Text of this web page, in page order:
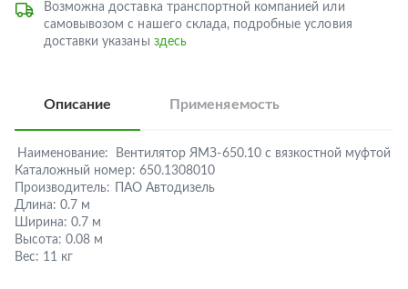
Возможна доставка транспортной компанией или
самовывозом с нашего склада, подробные условия
доставки указаны здесь
Описание Применяемость
Наименование:
Вентилятор ЯМЗ-650.10 с вязкостной муфтой
Каталожный номер: 650.1308010
Производитель:
ПАО Автодизель
Длина: 0.7 м
Ширина: 0.7 м
Высота: 0.08 м
Вес: 11 кг